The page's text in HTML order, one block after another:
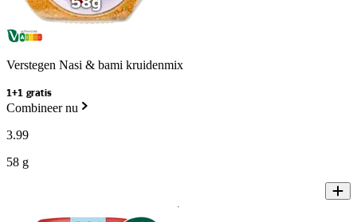
Verstegen Nasi & bami kruidenmix
1+1 gratis
Combineer nu
3.99
58 g